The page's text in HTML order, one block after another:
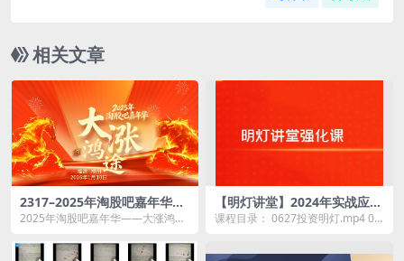
相关文章
2317–2025年淘股吧嘉年华
——大涨鸿途2026.01.10
2025年淘股吧嘉年华——大涨鸿途
【明灯讲堂】2024年实战应用
课程视频 明灯讲堂强化课
课程目录： 0627投资明灯.mp4 06